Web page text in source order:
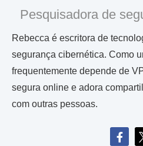
Pesquisadora de
Rebecca é escritora de
segurança cibernética. Como
frequentemente depende de
segura online e adora
com outras pessoas.